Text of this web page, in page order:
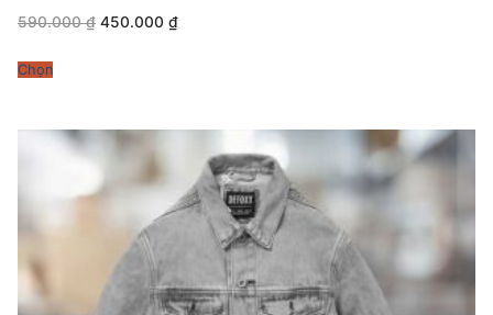
590.000₫ Giá
450.000 ₫Giá
Chọn